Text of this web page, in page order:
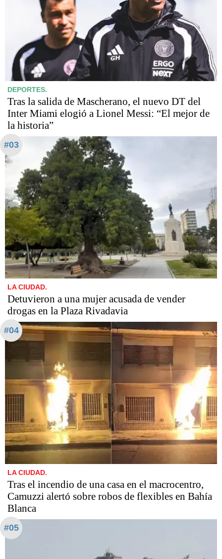
DEPORTES.
Tras la salida de Mascherano, el nuevo DT del
Inter Miami elogió a Lionel Messi: “El mejor de
la historia”
#03
LA CIUDAD.
Detuvieron a una mujer acusada de vender
drogas en la Plaza Rivadavia
#04
LA CIUDAD.
Tras el incendio de una casa en el macrocentro,
Camuzzi alertó sobre robos de flexibles en Bahía
Blanca
#05